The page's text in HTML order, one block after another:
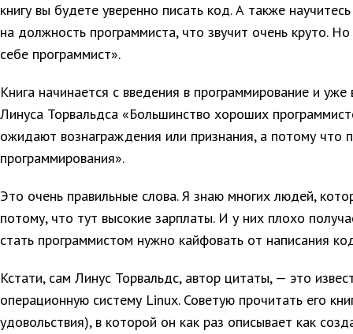
книгу вы будете уверенно писать код. А также
на должность программиста, что звучит очень круто.
себе программист».
Книга начинается с введения в программирование и
Линуса Торвальдса «Большинство хороших
ожидают вознаграждения или признания, а потому что
программирования».
Это очень правильные слова. Я знаю многих людей,
потому, что тут высокие зарплаты. И у них плохо
стать программистом нужно кайфовать от написания
Кстати, сам Линус Торвальдс, автор цитаты, — это
операционную систему Linux. Советую прочитать его
удовольствия), в которой он как раз описывает как